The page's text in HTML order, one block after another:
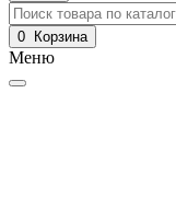
0 Корзина
Меню